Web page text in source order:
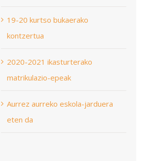
19-20 kurtso bukaerako
kontzertua
2020-2021 ikasturterako
matrikulazio-epeak
Aurrez aurreko eskola-jarduera
eten da